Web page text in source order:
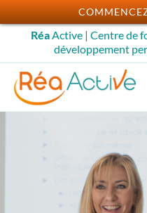
Passer
au
contenu
RéaActive | Centre de
développement